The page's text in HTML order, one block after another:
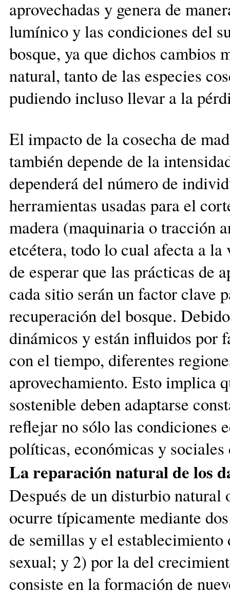
aprovechadas y genera de
lumínico y las condiciones del
bosque, ya que dichos cambios
natural, tanto de las especies
pudiendo incluso llevar a la
El impacto de la cosecha de
también depende de la
dependerá del número de
herramientas usadas para el
madera (maquinaria o tracción
etcétera, todo lo cual afecta a
de esperar que las prácticas de
cada sitio serán un factor clave
recuperación del bosque.
dinámicos y están influidos por
con el tiempo, diferentes
aprovechamiento. Esto implica
sostenible deben adaptarse
reflejar no sólo las condiciones
políticas, económicas y sociales
La reparación natural de los
Después de un disturbio natural
ocurre típicamente mediante
de semillas y el
sexual; y 2) por la del
consiste en la formación de